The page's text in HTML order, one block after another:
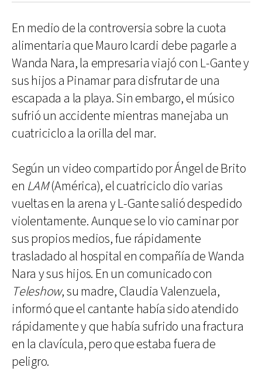
En medio de la controversia sobre la cuota
alimentaria que Mauro Icardi debe pagarle a
Wanda Nara, la empresaria viajó con L-Gante y
sus hijos a Pinamar para disfrutar de una
escapada a la playa. Sin embargo, el músico
sufrió un accidente mientras manejaba un
cuatriciclo a la orilla del mar.
Según un video compartido por Ángel de Brito
en LAM(América), el cuatriciclo dio varias
vueltas en la arena y L-Gante salió despedido
violentamente. Aunque se lo vio caminar por
sus propios medios, fue rápidamente
trasladado al hospital en compañía de Wanda
Nara y sus hijos. En un comunicado con
Teleshow, su madre, Claudia Valenzuela,
informó que el cantante había sido atendido
rápidamente y que había sufrido una fractura
en la clavícula, pero que estaba fuera de
peligro.